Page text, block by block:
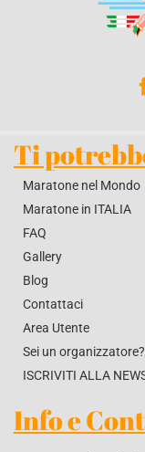
Ti
Maratone nel Mondo
Maratone in ITALIA
FAQ
Gallery
Blog
Contattaci
Area Utente
Sei un organizzatore?
ISCRIVITI ALLA
Info e